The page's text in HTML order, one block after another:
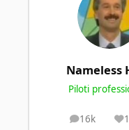
Nameless
Piloti
16k
posts